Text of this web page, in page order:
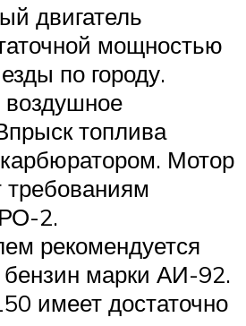
двигатель
мощностью
по городу.
воздушное
топлива
карбюратором. Мотор
требованиям
2.
рекомендуется
бензин марки АИ-92.
имеет достаточно